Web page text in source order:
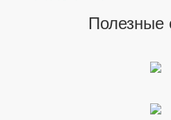
Полезные